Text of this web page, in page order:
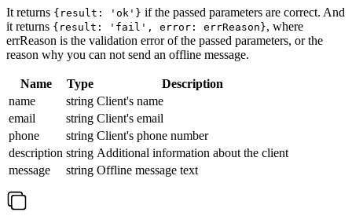
It returns {result: 'ok'} if the passed parameters are correct. And
it returns {result: 'fail', error: errReason}, where
errReason is the validation error of the passed parameters, or the
reason why you can not send an offline message.
Name Type
Description
name
string Client's name
email
string Client's email
phone
string Client's phone number
description string Additional information about the client
message
string Offline message text